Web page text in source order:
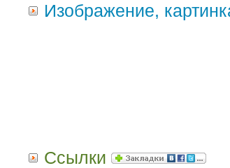
Изображение,
Ссылки